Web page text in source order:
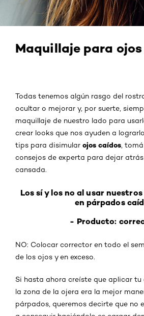
Maquillaje para
Todas tenemos algún rasgo del
ocultar o mejorar y, por suerte,
maquillaje de nuestro lado para
crear looks que nos ayuden a
tips para disimular ojos caídos ,
consejos de experta para dejar
cansada.
Los sí y los no al usar
en párpados
- Producto:
NO: Colocar corrector en todo el
de los ojos y en exceso.
Si hasta ahora creíste que aplicar
la zona de la ojera era la mejor
párpados, queremos decirte que no